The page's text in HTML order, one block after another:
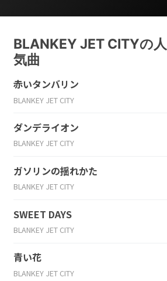
BLANKEY JET CITYの人
気曲
赤いタンバリン
BLANKEY JET CITY
ダンデライオン
BLANKEY JET CITY
ガソリンの揺れかた
BLANKEY JET CITY
SWEET DAYS
BLANKEY JET CITY
青い花
BLANKEY JET CITY